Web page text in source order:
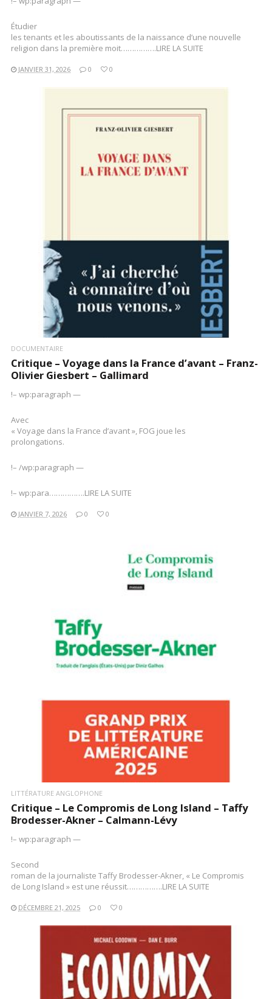
Étudier
les tenants et les aboutissants de la naissance d’une nouvelle
religion dans la première moit…………….LIRE LA SUITE
JANVIER 31, 2026 0 0
DOCUMENTAIRE
Critique – Voyage dans la France d’avant – Franz-
Olivier Giesbert – Gallimard
!– wp:paragraph —
Avec
« Voyage dans la France d’avant », FOG joue les
prolongations.
!– /wp:paragraph —
!– wp:para…………….LIRE LA SUITE
JANVIER 7, 2026 0 0
LIRE LA SUITE
LITTÉRATURE ANGLOPHONE
Critique – Le Compromis de Long Island – Taffy
Brodesser-Akner – Calmann-Lévy
!– wp:paragraph —
Second
roman de la journaliste Taffy Brodesser-Akner, « Le Compromis
de Long Island » est une réussit…………….LIRE LA SUITE
DÉCEMBRE 21, 2025 0 0